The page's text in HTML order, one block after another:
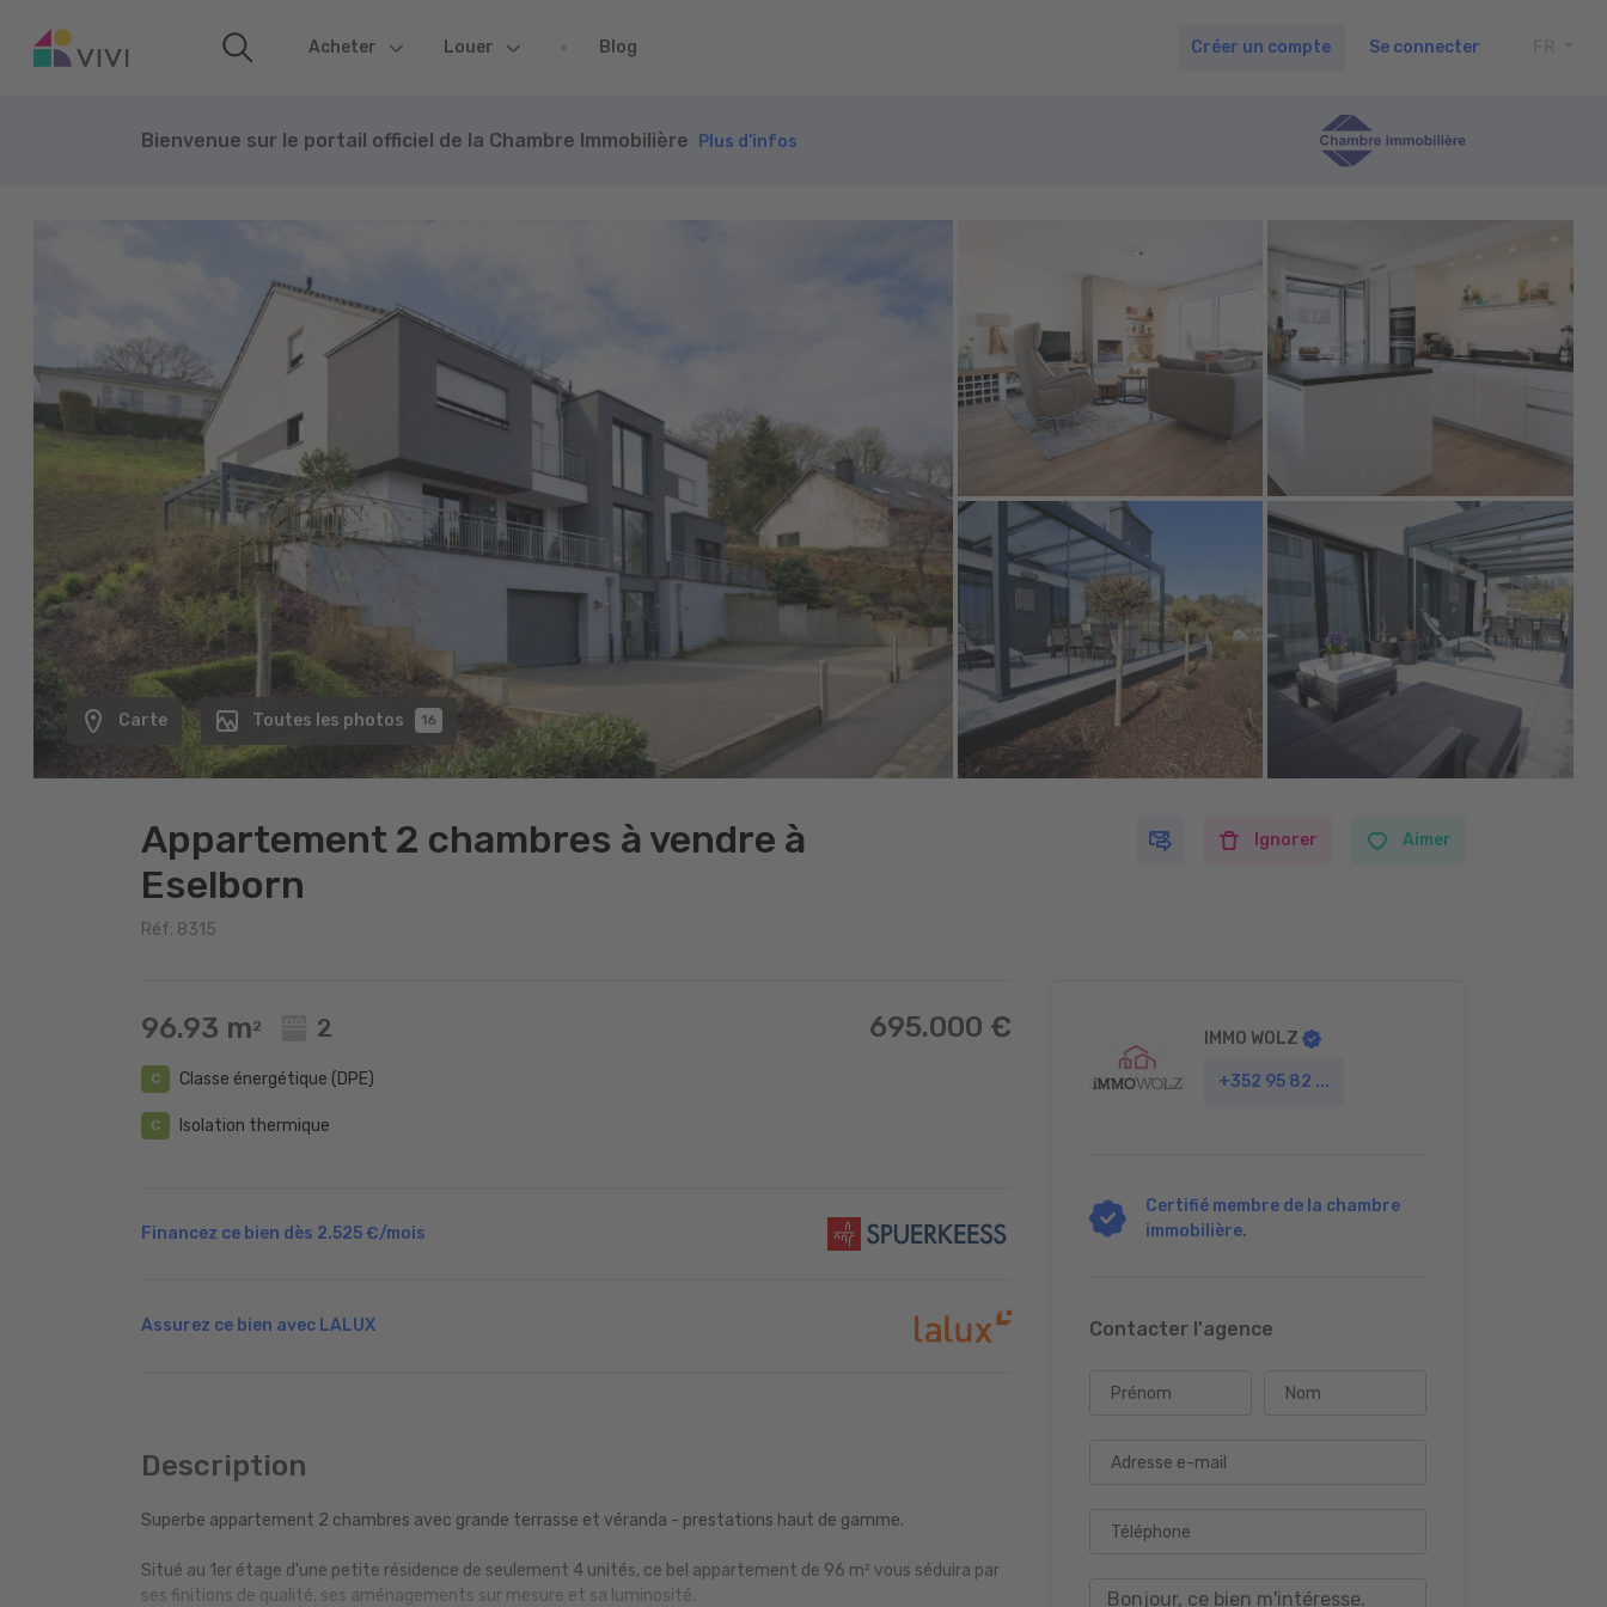
Acheter (current)Louer Blog Créer un compte Se connecter
Bienvenue sur le portail officiel de la Chambre Immobilière Plus d’infos
Carte Toutes les photos 16
Ignorer Aimer
Appartement 2 chambres à vendre à
Eselborn
Réf: 8315
695.000 €
96.93 m2 2
C Classe énergétique (DPE)
C Isolation thermique
Financez ce bien dès 2.525 €/mois
Assurez ce bien avec LALUX
Description
Superbe appartement 2 chambres avec grande terrasse et véranda - prestations haut de gamme.
Situé au 1er étage d'une petite résidence de seulement 4 unités, ce bel appartement de 96 m² vous séduira par
ses finitions de qualité, ses aménagements sur mesure et sa luminosité.
IMMO WOLZ
+352 95 82 ...
Certifié membre de la chambre
immobilière.
Contacter l'agence
Prénom Nom
Adresse e-mail
Téléphone